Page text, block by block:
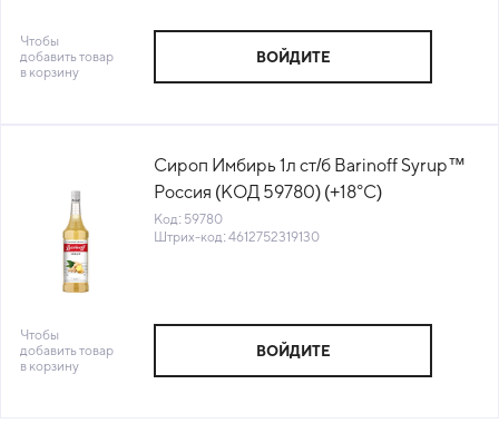
Чтобы
добавить товар
в корзину
ВОЙДИТЕ
Сироп Имбирь 1л ст/б Barinoff Syrup™
Россия (КОД 59780) (+18°С)
Код: 59780
Штрих-код: 4612752319130
Чтобы
добавить товар
в корзину
ВОЙДИТЕ